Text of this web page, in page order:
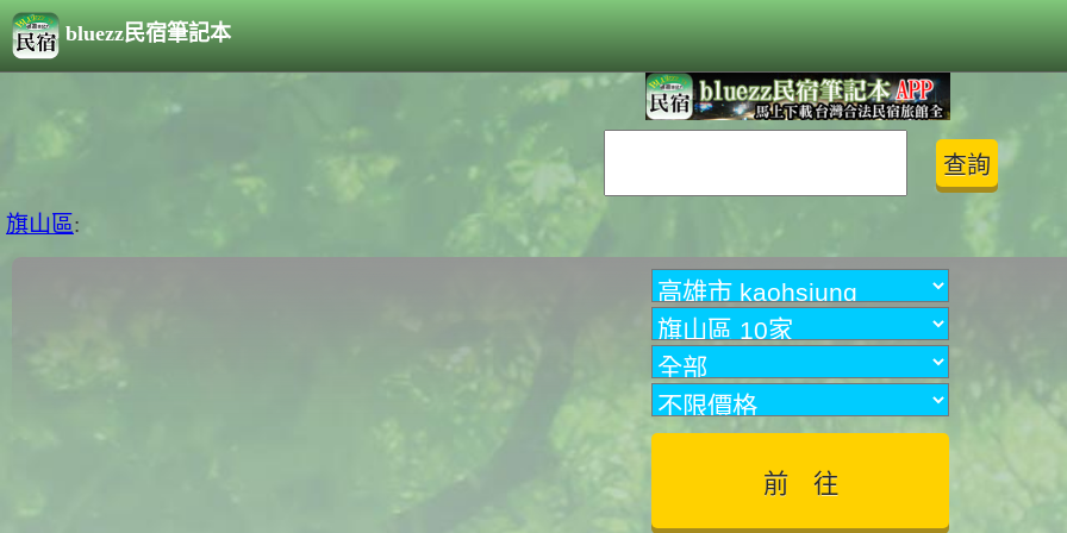
bluezz民宿筆記本
旗山區: